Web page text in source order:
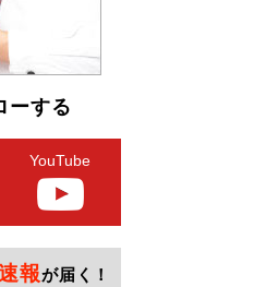
ーする
YouTube
報が届く！